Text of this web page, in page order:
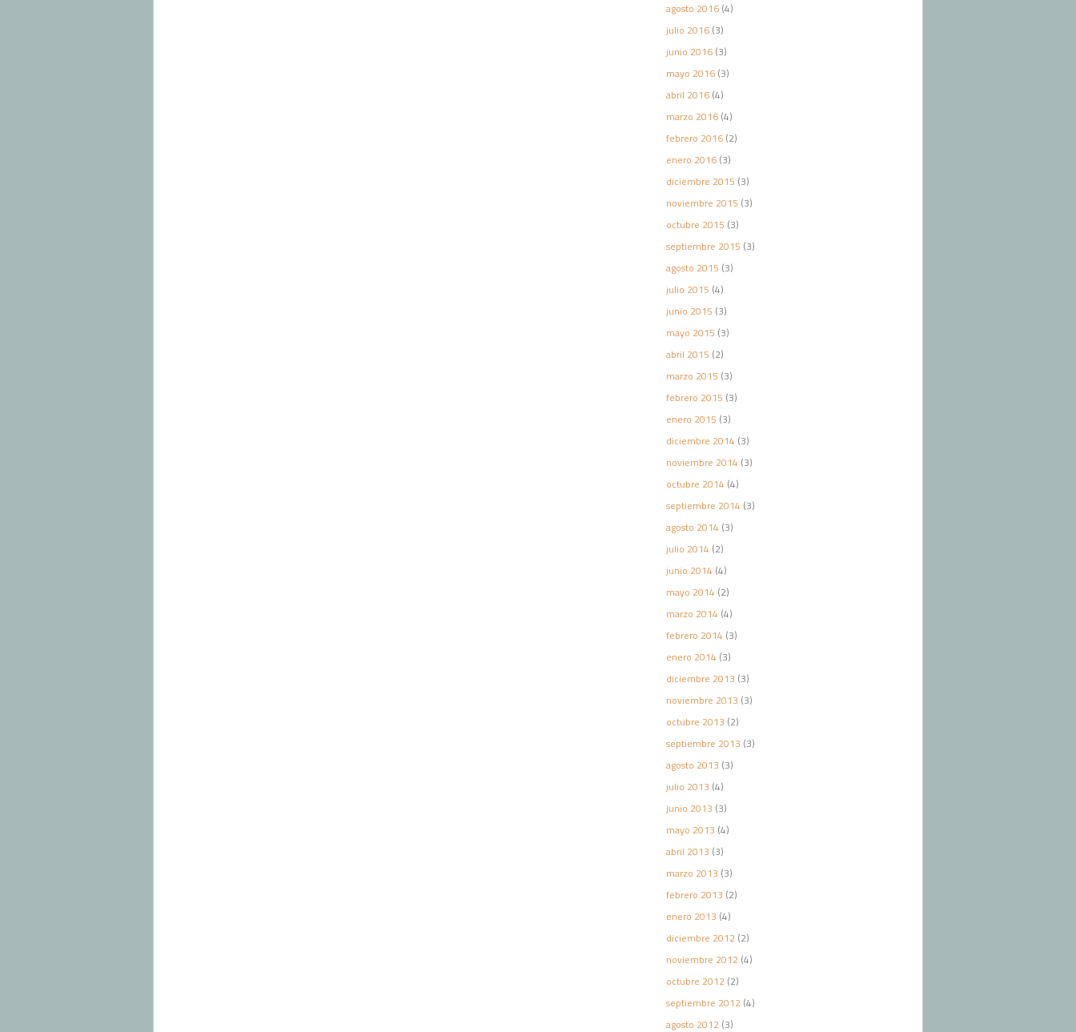
agosto 2016(4)
julio 2016(3)
junio 2016(3)
mayo 2016(3)
abril 2016(4)
marzo 2016(4)
febrero 2016(2)
enero 2016(3)
diciembre 2015 (3)
noviembre 2015 (3)
octubre 2015 (3)
septiembre 2015 (3)
agosto 2015 (3)
julio 2015 (4)
junio 2015 (3)
mayo 2015 (3)
abril 2015 (2)
marzo 2015 (3)
febrero 2015 (3)
enero 2015 (3)
diciembre 2014 (3)
noviembre 2014 (3)
octubre 2014 (4)
septiembre 2014 (3)
agosto 2014 (3)
julio 2014 (2)
junio 2014 (4)
mayo 2014 (2)
marzo 2014 (4)
febrero 2014 (3)
enero 2014 (3)
diciembre 2013 (3)
noviembre 2013 (3)
octubre 2013 (2)
septiembre 2013 (3)
agosto 2013 (3)
julio 2013 (4)
junio 2013 (3)
mayo 2013 (4)
abril 2013 (3)
marzo 2013 (3)
febrero 2013 (2)
enero 2013 (4)
diciembre 2012 (2)
noviembre 2012 (4)
octubre 2012 (2)
septiembre 2012 (4)
agosto 2012 (3)